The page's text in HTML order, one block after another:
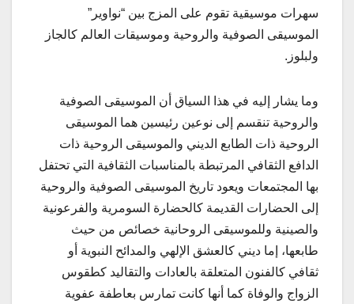
سهرات موسيقية تقوم على المزج بين “نواوير”
الموسيقى الصوفية والروحية وموسيقات العالم كالجاز
ولبلوز.
وما يشار إليه في هذا السياق أن الموسيقى الصوفية
والروحية تنقسم إلى نوعين رئيسين هما الموسيقى
الروحية ذات الطابع الديني والموسيقى الروحية ذات
الدافع الثقافي المرتبطة بالمناسبات الثقافية التي تحتفل
بها المجتمعات ويعود تاريخ الموسيقى الصوفية والروحية
إلى الحضارات القديمة كالحضارة السومرية والفرعونية
والصينية وللموسيقى الروحانية خصائص من حيث
طابعها، إما ديني كالعشق الإلهي والمدائح النبوية أو
ثقافي كالفنون المتعلقة بالعادات والتقاليد كطقوس
الزواج والوفاة كما أنها كانت تمارس بعاطفة عفوية